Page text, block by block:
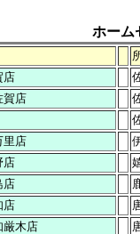
ホーム
店
賀店
里店
店
店
店
木店